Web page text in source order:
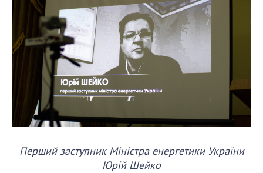
Перший заступник Міністра енергетики України
Юрій Шейко